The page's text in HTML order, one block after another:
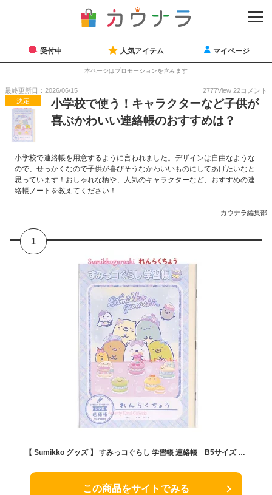
受付中 人気アイテム マイページ
本ページはプロモーションを含みます
最終更新日：2026/06/15 2777View 22コメント
決定
小学校で使う！キャラクターなど子供が
喜ぶかわいい連絡帳のおすすめは？
小学校で連絡帳を用意するように言われました。デザインは自由なような
ので、せっかくなので子供が喜びそうなかわいいものにしてあげたいなと
思っています！おしゃれな柄や、人気のキャラクターなど、おすすめの連
絡帳ノートを教えてください！
カウナラ編集部
1
【 Sumikko グッズ 】 すみっコぐらし 学習帳 連絡帳 B5サイズ NY-36202 スイーツ柄 11行 タテ書き 32枚 すみっこぐらし 連絡ノート れんらくちょう 入学 新学期 進級準備 タータンチェック風 マカロン ホイップクリーム Notebook【5冊まで3cmメール便OK】
この商品をサイトでみる